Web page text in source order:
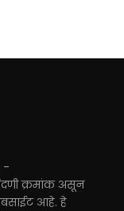
-
क्रमांक असून
आहे. हे